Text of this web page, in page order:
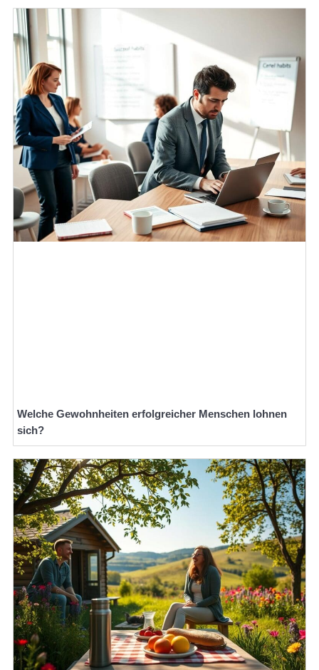
Welche Gewohnheiten erfolgreicher Menschen lohnen
sich?